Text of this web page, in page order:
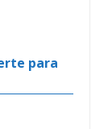
para